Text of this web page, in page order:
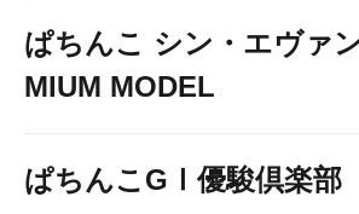
ぱちんこ シン・エヴァ
MIUM MODEL
ぱちんこGⅠ優駿倶楽部